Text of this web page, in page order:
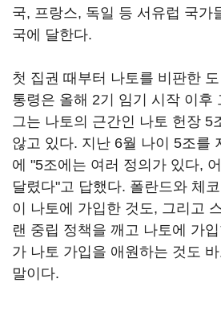
국, 프랑스, 독일 등 서유럽 국가
국에 달한다.
첫 집권 때부터 나토를 비판한
통령은 올해 2기 임기 시작 이후
그는 나토의 근간인 나토 헌장 5
않고 있다. 지난 6월 나이 5조를
에 "5조에는 여러 정의가 있다,
달렸다"고 답했다. 폴란드와 체
이 나토에 가입한 것도, 그리고
랜 중립 정책을 깨고 나토에 가
가 나토 가입을 애원하는 것도
말이다.